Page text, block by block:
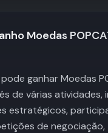
Moedas
ganhar Moedas
de várias atividades,
estratégicos,
de negociação,